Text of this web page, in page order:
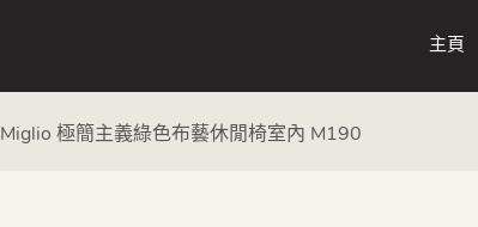
主頁
Miglio 極簡主義綠色布藝休閒椅室內 M190